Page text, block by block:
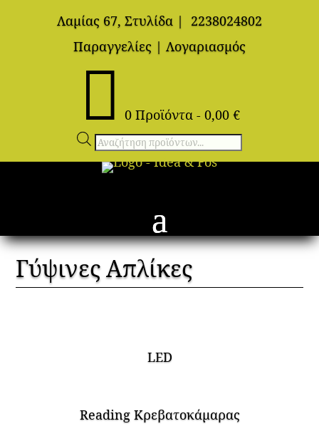
Λαμίας 67, Στυλίδα |
2238024802
Παραγγελίες | Λογαριασμός
 0 Προϊόντα - 0,00 €
Αναζήτηση
προϊόντων
Γύψινες Απλίκες
LED
Reading Κρεβατοκάμαρας